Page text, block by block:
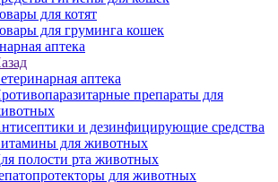
для котят
для груминга кошек
аптека
аптека
препараты для
и дезинфицирующие средства
для животных
полости рта животных
для животных